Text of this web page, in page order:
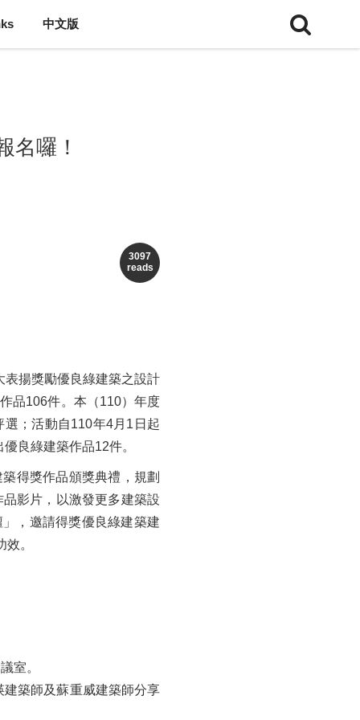
中文版
名囉！
3097
reads
揚獎勵優良綠建築之設計
品106件。本（110）年度
；活動自110年4月1日起
良綠建築作品12件。
得獎作品頒獎典禮，規劃
影片，以激發更多建築設
，邀請得獎優良綠建築建
。
室。
築師及蘇重威建築師分享